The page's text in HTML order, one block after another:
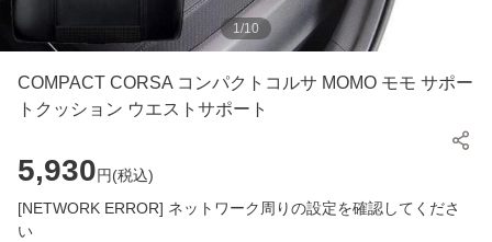
1/10
COMPACT CORSA コンパクトコルサ MOMO モモ サポー
トクッション ウエストサポート
5,930円(税込)
[NETWORK ERROR] ネットワーク周りの設定を確認してくださ
い